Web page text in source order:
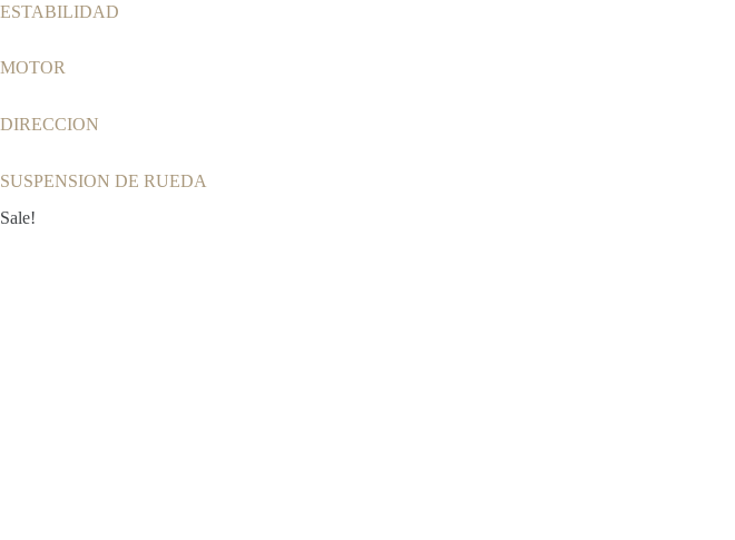
ESTABILIDAD
MOTOR
DIRECCION
SUSPENSION DE RUEDA
Sale!